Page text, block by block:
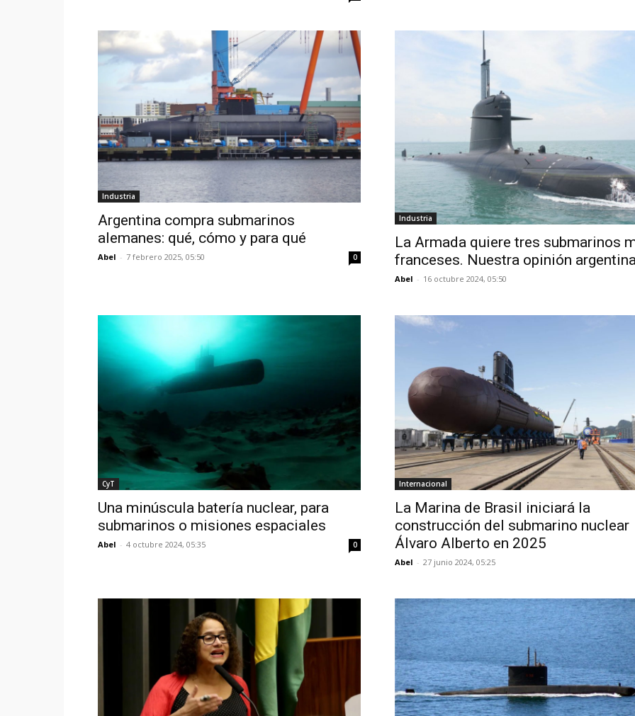
Industria
Argentina compra submarinos
alemanes: qué, cómo y para qué
Abel - 7 febrero 2025, 05:50 0
Industria
La Armada quiere tres submarinos
franceses. Nuestra opinión
Abel - 16 octubre 2024, 05:50
CyT
Una minúscula batería nuclear, para
submarinos o misiones espaciales
Abel - 4 octubre 2024, 05:35 0
Internacional
La Marina de Brasil iniciará la
construcción del submarino nuclear
Álvaro Alberto en 2025
Abel - 27 junio 2024, 05:25